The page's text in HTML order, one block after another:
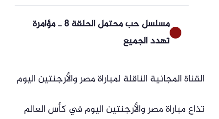
مسلسل حب محتمل الحلقة 8 .. مؤامرة
تهدد الجميع
القناة المجانية الناقلة لمباراة مصر والأرجنتين اليوم
تذاع مباراة مصر والأرجنتين اليوم في كأس العالم